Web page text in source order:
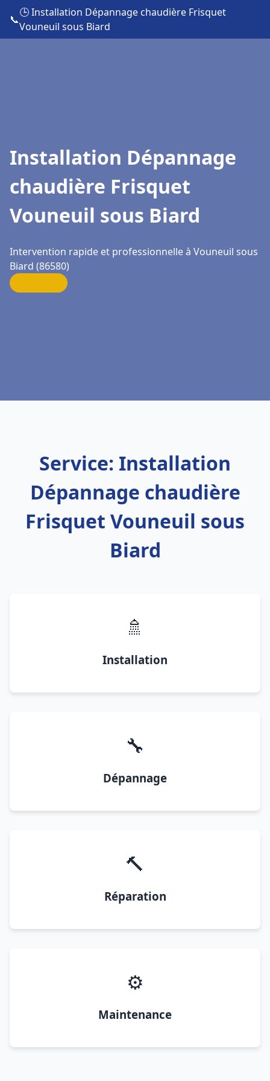
📞
🕒 Installation Dépannage chaudière Frisquet
Vouneuil sous Biard
Installation Dépannage
chaudière Frisquet
Vouneuil sous Biard
Intervention rapide et professionnelle à Vouneuil sous
Biard (86580)
Service: Installation
Dépannage chaudière
Frisquet Vouneuil sous
Biard
🚿
Installation
🔧
Dépannage
🔨
Réparation
⚙️
Maintenance